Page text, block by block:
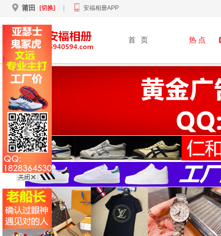
莆田 [切换] 安福相册APP
首 页 热 点